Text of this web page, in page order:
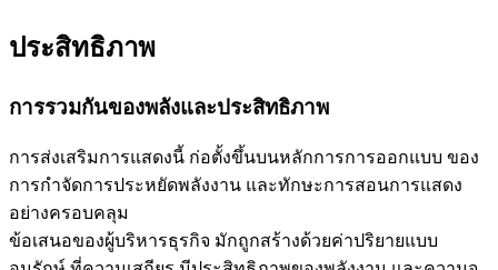
ประสิทธิภาพ
การรวมกันของพลังและประสิทธิภาพ
การส่งเสริมการแสดงนี้ ก่อตั้งขึ้นบนหลักการการออกแบบ ของ
การกําจัดการประหยัดพลังงาน และทักษะการสอนการแสดง
อย่างครอบคลุม
ข้อเสนอของผู้บริหารธุรกิจ มักถูกสร้างด้วยค่าปริยายแบบ